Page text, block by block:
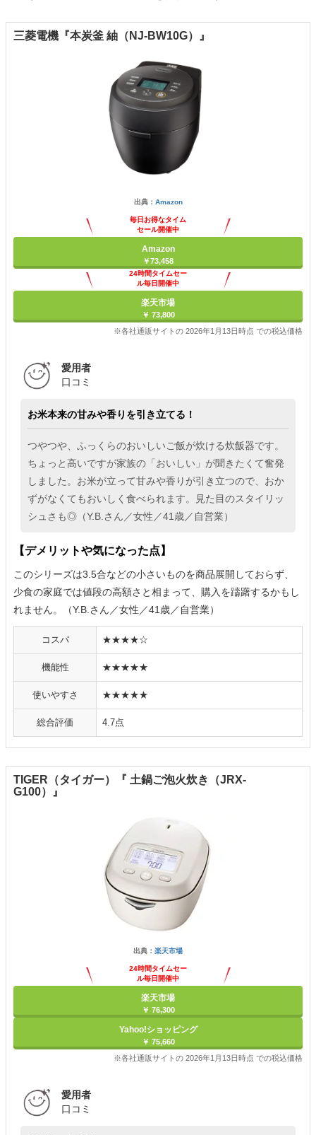
三菱電機『本炭釜 紬（NJ-BW10G）』
出典： Amazon
毎日お得なタイム
セール開催中
Amazon
￥73,458
24時間タイムセー
ル毎日開催中
楽天市場
￥ 73,800
※各社通販サイトの 2026年1月13日時点 での税込価格
愛用者
口コミ
お米本来の甘みや香りを引き立てる！
つやつや、ふっくらのおいしいご飯が炊ける炊飯器です。
ちょっと高いですが家族の「おいしい」が聞きたくて奮発
しました。お米が立って甘みや香りが引き立つので、おか
ずがなくてもおいしく食べられます。見た目のスタイリッ
シュさも◎（Y.B.さん／女性／41歳／自営業）
【デメリットや気になった点】
このシリーズは3.5合などの小さいものを商品展開しておらず、
少食の家庭では値段の高額さと相まって、購入を躊躇するかもし
れません。（Y.B.さん／女性／41歳／自営業）
コスパ ★★★★☆
機能性 ★★★★★
使いやすさ ★★★★★
総合評価 4.7点
TIGER（タイガー）『 土鍋ご泡火炊き（JRX-
G100）』
出典： 楽天市場
24時間タイムセー
ル毎日開催中
楽天市場
￥ 76,300
Yahoo!ショッピング
￥ 75,660
※各社通販サイトの 2026年1月13日時点 での税込価格
愛用者
口コミ